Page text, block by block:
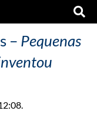
– Pequenas